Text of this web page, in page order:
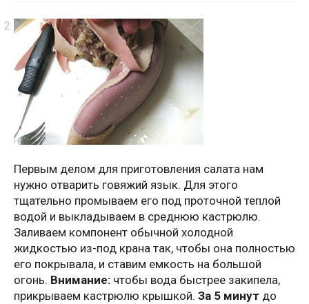
Первым делом для приготовления салата нам
нужно отварить говяжий язык. Для этого
тщательно промываем его под проточной теплой
водой и выкладываем в среднюю кастрюлю.
Заливаем компонент обычной холодной
жидкостью из-под крана так, чтобы она полностью
его покрывала, и ставим емкость на большой
огонь. Внимание: чтобы вода быстрее закипела,
прикрываем кастрюлю крышкой. За 5 минут до